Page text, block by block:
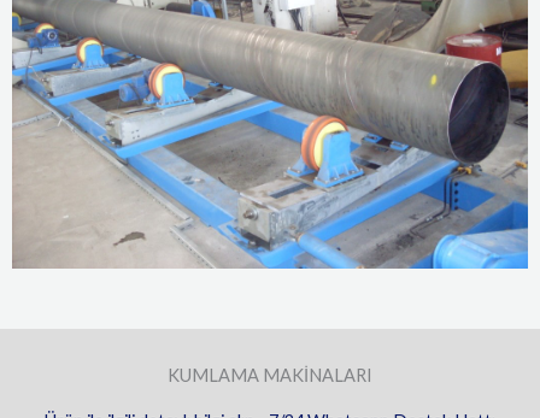
KUMLAMA MAKİNALARI